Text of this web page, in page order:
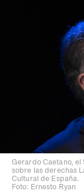
Gerardo Caetano,
sobre las derechas
Cultural de España.
Foto: Ernesto Ryan